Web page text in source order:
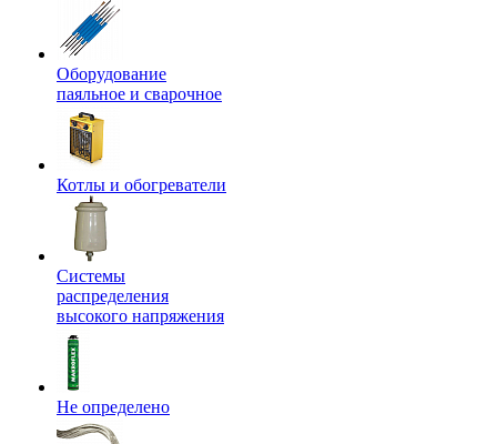
Оборудование
паяльное и сварочное
Котлы и обогреватели
Системы
распределения
высокого напряжения
Не определено